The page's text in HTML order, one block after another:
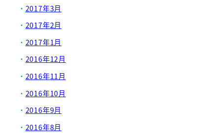
2017年3月
2017年2月
2017年1月
2016年12月
2016年11月
2016年10月
2016年9月
2016年8月